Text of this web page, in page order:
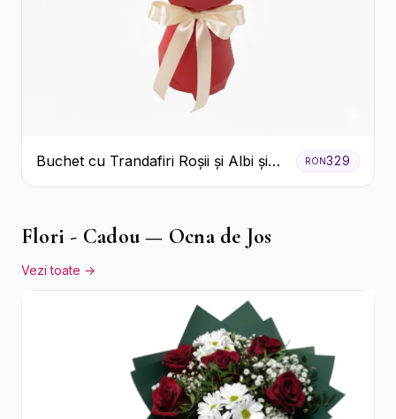
Buchet cu Trandafiri Roșii și Albi și
Gypsophila
RON329
Flori - Cadou — Ocna de Jos
Vezi toate →